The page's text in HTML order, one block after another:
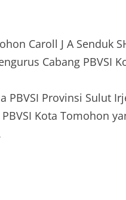
Caroll J A Senduk
Cabang PBVSI
PBVSI Provinsi Sulut
Kota Tomohon